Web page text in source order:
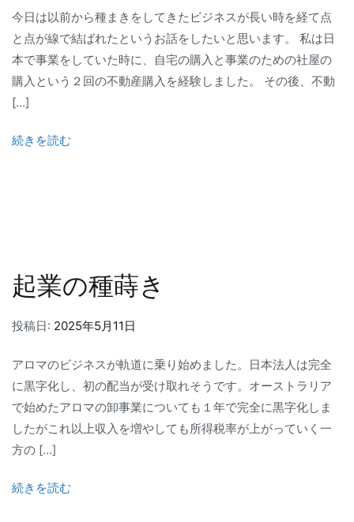
今日は以前から種まきをしてきたビジネスが長い時を経て点
と点が線で結ばれたというお話をしたいと思います。 私は日
本で事業をしていた時に、自宅の購入と事業のための社屋の
購入という２回の不動産購入を経験しました。 その後、不動
[…]
続きを読む
起業の種蒔き
投稿日: 2025年5月11日
アロマのビジネスが軌道に乗り始めました。日本法人は完全
に黒字化し、初の配当が受け取れそうです。オーストラリア
で始めたアロマの卸事業についても１年で完全に黒字化しま
したがこれ以上収入を増やしても所得税率が上がっていく一
方の […]
続きを読む